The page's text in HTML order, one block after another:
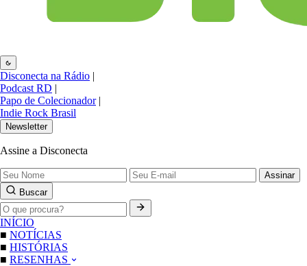
Disconecta na Rádio |
Podcast RD |
Papo de Colecionador |
Indie Rock Brasil
Newsletter
Assine a Disconecta
Assinar
Buscar
INÍCIO
■ NOTÍCIAS
■ HISTÓRIAS
■ RESENHAS